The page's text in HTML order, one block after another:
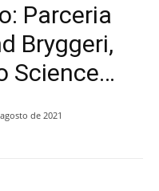
Parceria
Bryggeri,
Science…
de 2021